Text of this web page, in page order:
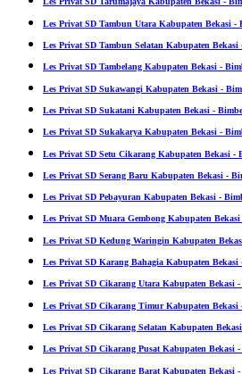
Les Privat SD Tambun Utara Kabupaten Bekasi -
Les Privat SD Tambun Selatan Kabupaten
Les Privat SD Tambelang Kabupaten Bekasi -
Les Privat SD Sukawangi Kabupaten Bekasi -
Les Privat SD Sukatani Kabupaten Bekasi -
Les Privat SD Sukakarya Kabupaten Bekasi -
Les Privat SD Setu Cikarang Kabupaten Bekasi -
Les Privat SD Serang Baru Kabupaten Bekasi -
Les Privat SD Pebayuran Kabupaten Bekasi -
Les Privat SD Muara Gembong Kabupaten
Les Privat SD Kedung Waringin Kabupaten
Les Privat SD Karang Bahagia Kabupaten
Les Privat SD Cikarang Utara Kabupaten Bekasi
Les Privat SD Cikarang Timur Kabupaten
Les Privat SD Cikarang Selatan Kabupaten
Les Privat SD Cikarang Pusat Kabupaten Bekasi
Les Privat SD Cikarang Barat Kabupaten Bekasi